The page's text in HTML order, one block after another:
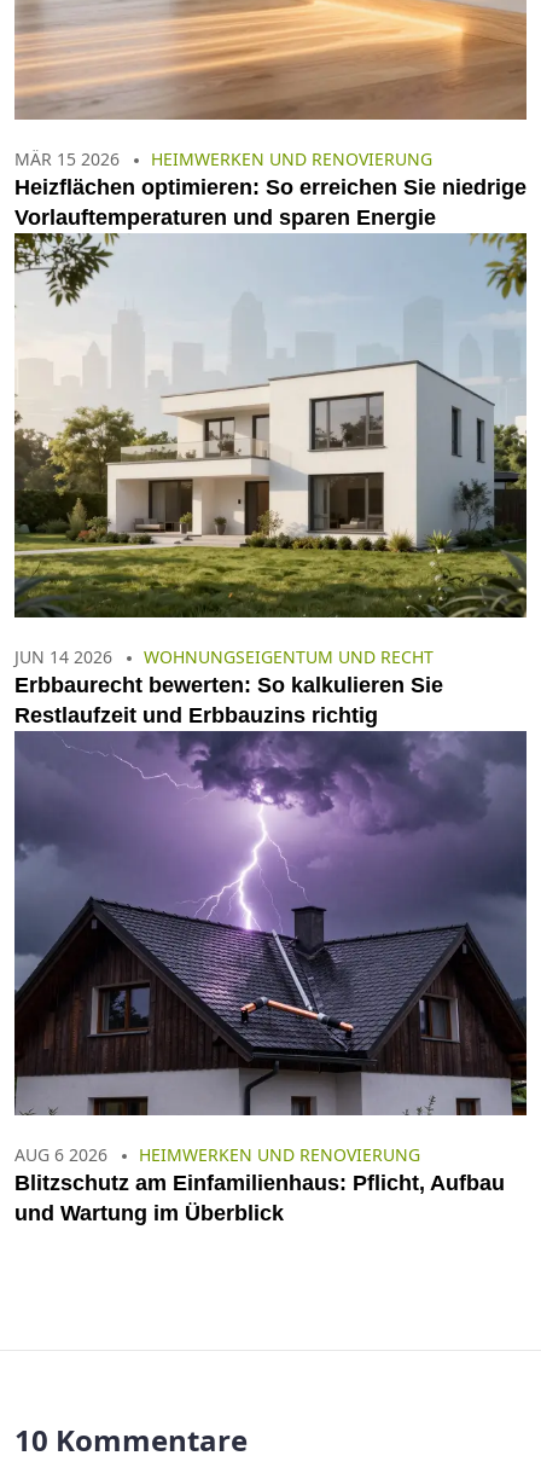
MÄR 15 2026 HEIMWERKEN UND RENOVIERUNG
Heizflächen optimieren: So erreichen Sie niedrige
Vorlauftemperaturen und sparen Energie
JUN 14 2026 WOHNUNGSEIGENTUM UND RECHT
Erbbaurecht bewerten: So kalkulieren Sie
Restlaufzeit und Erbbauzins richtig
AUG 6 2026 HEIMWERKEN UND RENOVIERUNG
Blitzschutz am Einfamilienhaus: Pflicht, Aufbau
und Wartung im Überblick
10 Kommentare